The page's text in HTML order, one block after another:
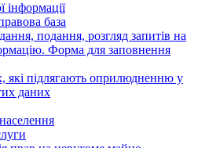
інформації
база
подання, розгляд запитів на
Форма для заповнення
які підлягають оприлюдненню у
даних